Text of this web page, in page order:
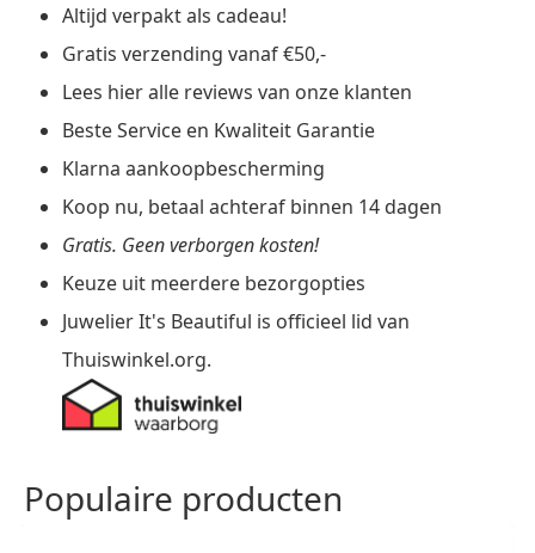
Altijd verpakt als cadeau!
Gratis verzending vanaf €50,-
Lees hier alle reviews van onze klanten
Beste Service en Kwaliteit Garantie
Klarna aankoopbescherming
Koop nu, betaal achteraf binnen 14 dagen
Gratis. Geen verborgen kosten!
Keuze uit meerdere bezorgopties
Juwelier It's Beautiful is officieel lid van
Thuiswinkel.org.
Populaire producten